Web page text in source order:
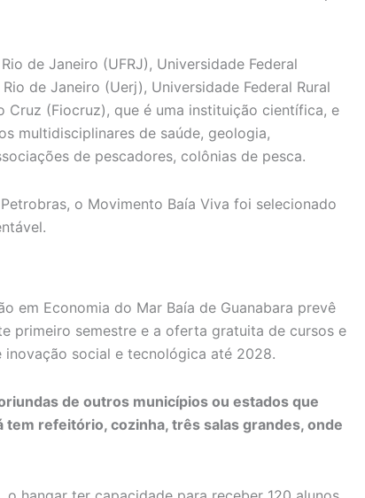
de Janeiro (UFRJ), Universidade Federal
de Janeiro (Uerj), Universidade Federal Rural
Cruz (Fiocruz), que é uma instituição científica, e
multidisciplinares de saúde, geologia,
de pescadores, colônias de pesca.
o Movimento Baía Viva foi selecionado
em Economia do Mar Baía de Guanabara prevê
primeiro semestre e a oferta gratuita de cursos e
social e tecnológica até 2028.
de outros municípios ou estados que
tem refeitório, cozinha, três salas grandes, onde